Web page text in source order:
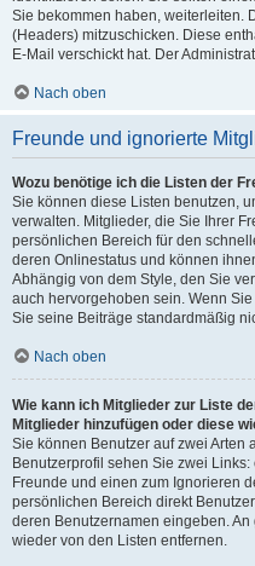
Sie bekommen haben, weiterleiten.
(Headers) mitzuschicken. Diese
E-Mail verschickt hat. Der
Nach oben
Freunde und ignorierte
Wozu benötige ich die Listen der
Sie können diese Listen benutzen,
verwalten. Mitglieder, die Sie Ihrer
persönlichen Bereich für den
deren Onlinestatus und können
Abhängig von dem Style, den Sie
auch hervorgehoben sein. Wenn
Sie seine Beiträge standardmäßig
Nach oben
Wie kann ich Mitglieder zur Liste
Mitglieder hinzufügen oder diese
Sie können Benutzer auf zwei Arten
Benutzerprofil sehen Sie zwei
Freunde und einen zum Ignorieren
persönlichen Bereich direkt
deren Benutzernamen eingeben.
wieder von den Listen entfernen.